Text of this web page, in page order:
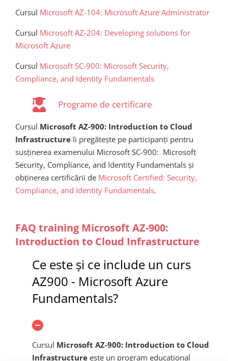
Cursul Microsoft AZ-104: Microsoft Azure Administrator
Cursul Microsoft AZ-204: Developing solutions for
Microsoft Azure
Cursul Microsoft SC-900: Microsoft Security,
Compliance, and Identity Fundamentals
Programe de certificare
Cursul Microsoft AZ-900: Introduction to Cloud
Infrastructureîi pregătește pe participanți pentru
susținerea examenului Microsoft SC-900: Microsoft
Security, Compliance, and Identity Fundamentals și
obținerea certificării de Microsoft Certified: Security,
Compliance, and Identity Fundamentals.
FAQ training Microsoft AZ-900:
Introduction to Cloud Infrastructure
Ce este și ce include un curs
AZ900 - Microsoft Azure
Fundamentals?
Cursul Microsoft AZ-900: Introduction to Cloud
Infrastructure este un program educațional